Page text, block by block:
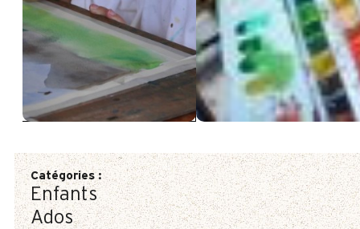
Catégories:
Enfants
Ados